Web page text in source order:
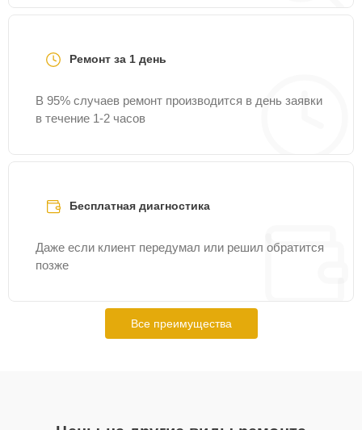
Ремонт за 1 день
В 95% случаев ремонт производится в день заявки
в течение 1-2 часов
Бесплатная диагностика
Даже если клиент передумал или решил обратится
позже
Все преимущества